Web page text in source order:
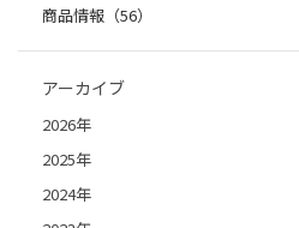
商品情報（56）
アーカイブ
2026年
2025年
2024年